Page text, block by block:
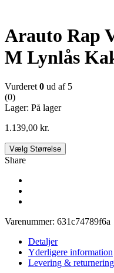
Arauto Rap
M Lynlås
Vurderet 0 ud af 5
(0)
Lager: På lager
1.139,00 kr.
Vælg Størrelse
Share
Varenummer: 631c74789f6a
Detaljer
Yderligere information
Levering & returnering